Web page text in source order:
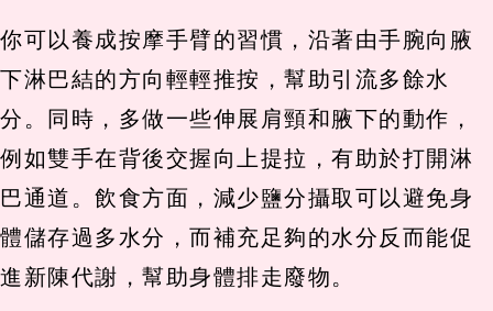
你可以養成按摩手臂的習慣，沿著由手腕向腋
下淋巴結的方向輕輕推按，幫助引流多餘水
分。同時，多做一些伸展肩頸和腋下的動作，
例如雙手在背後交握向上提拉，有助於打開淋
巴通道。飲食方面，減少鹽分攝取可以避免身
體儲存過多水分，而補充足夠的水分反而能促
進新陳代謝，幫助身體排走廢物。